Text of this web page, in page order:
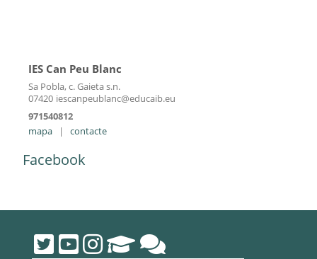
IES Can Peu Blanc
Sa Pobla, c. Gaieta s.n.
07420 iescanpeublanc@educaib.eu
971540812
mapa
| contacte
Facebook